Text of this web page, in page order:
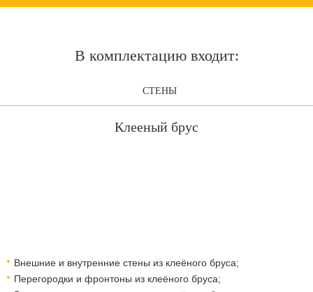
В комплектацию входит:
СТЕНЫ
Клееный брус
Внешние и внутренние стены из клеёного бруса;
Перегородки и фронтоны из клеёного бруса;